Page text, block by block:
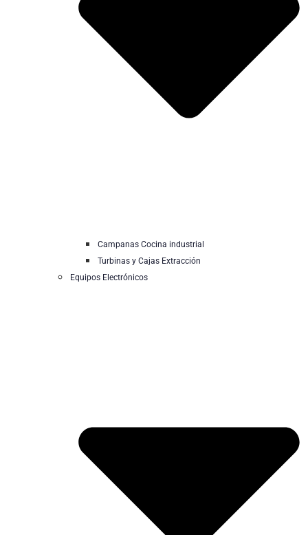
Campanas Cocina industrial
Turbinas y Cajas Extracción
Equipos Electrónicos